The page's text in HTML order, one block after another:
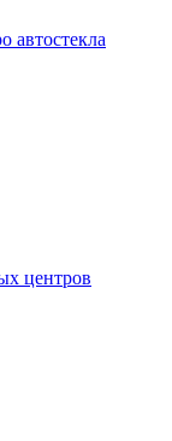
автостекла
центров